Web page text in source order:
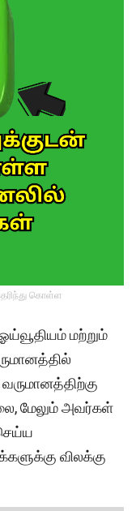
கொள்ள
மற்றும்
மேலும் அவர்கள்
விலக்கு